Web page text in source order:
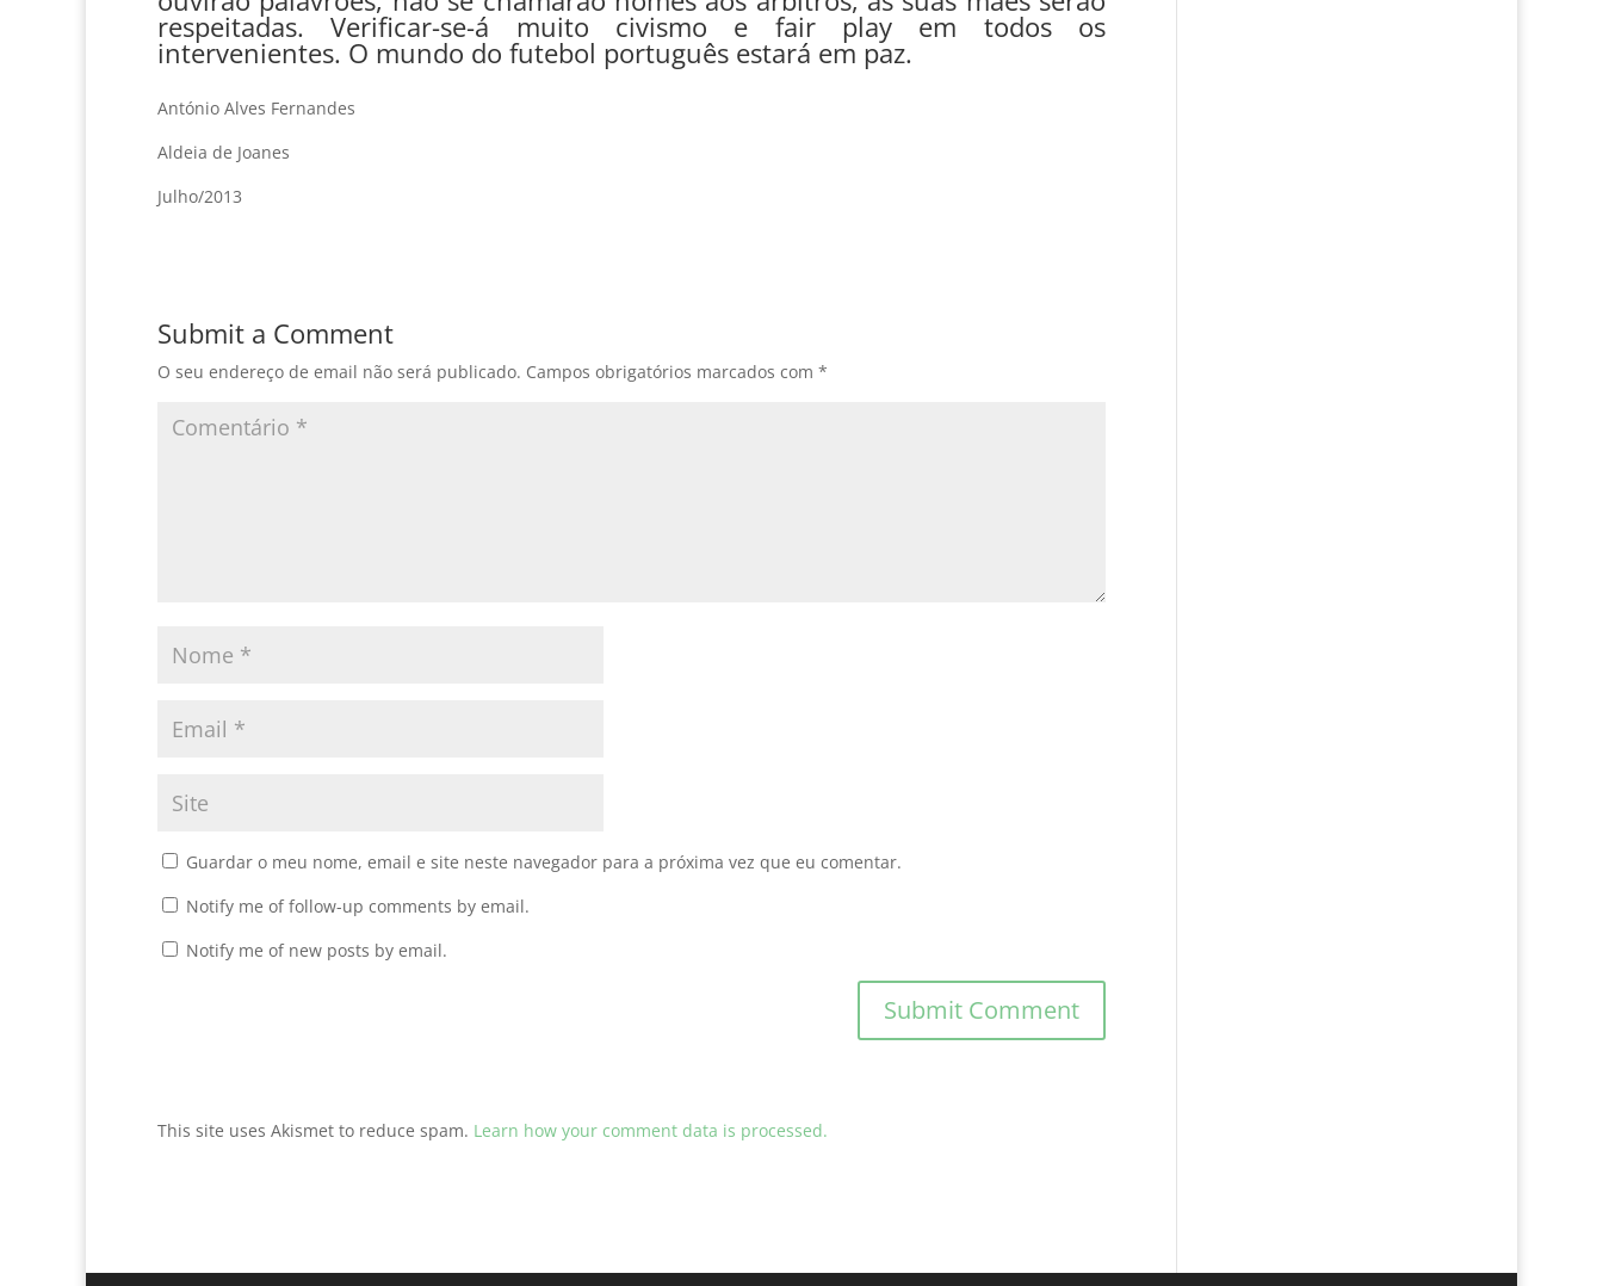
respeitadas. Verificar-se-á muito civismo e fair play em todos os
intervenientes. O mundo do futebol português estará em paz.
António Alves Fernandes
Aldeia de Joanes
Julho/2013
Submit a Comment
O seu endereço de email não será publicado. Campos obrigatórios marcados com *
Guardar o meu nome, email e site neste navegador para a próxima vez que eu comentar.
Notify me of follow-up comments by email.
Notify me of new posts by email.
This site uses Akismet to reduce spam. Learn how your comment data is processed.